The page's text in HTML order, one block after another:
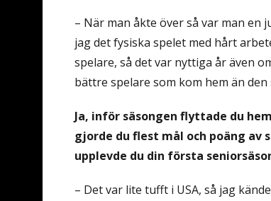
– När man åkte över så var man en
jag det fysiska spelet med hårt
spelare, så det var nyttiga år även
bättre spelare som kom hem än den
Ja, inför säsongen flyttade du
gjorde du flest mål och poäng av
upplevde du din första
– Det var lite tufft i USA, så jag